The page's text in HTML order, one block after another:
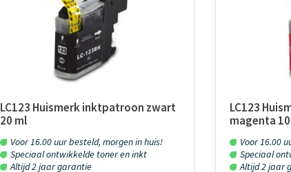
LC123 Huismerk inktpatroon zwart
20 ml
Voor 16.00 uur besteld, morgen in huis!
Speciaal ontwikkelde toner en inkt
Altijd 2 jaar garantie
LC123
magenta
Voor 16.00
Speciaal
Altijd 2 jaar